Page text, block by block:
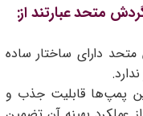
متحد عبارتند از:
دارای ساختار ساده
این پمپ‌ها قابلیت جذب و